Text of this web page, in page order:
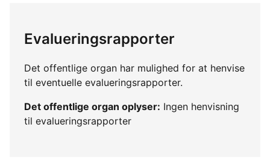
Evalueringsrapporter
Det offentlige organ har mulighed for at henvise
til eventuelle evalueringsrapporter.
Det offentlige organ oplyser: Ingen henvisning
til evalueringsrapporter